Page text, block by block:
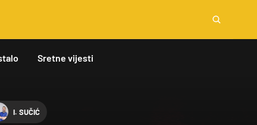
Sretne vijesti
I. SUČIĆ